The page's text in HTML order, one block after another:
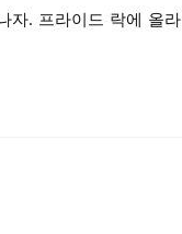
자. 프라이드 락에 올라